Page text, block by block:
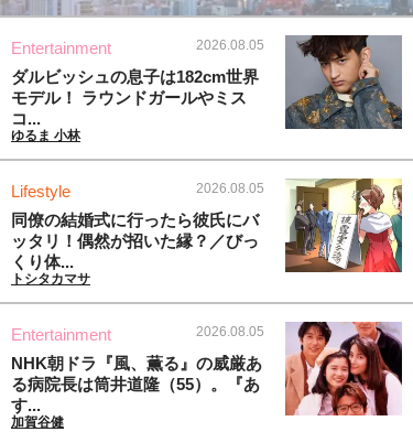
Entertainment 2026.08.05
ダルビッシュの息子は182cm世界
モデル！ ラウンドガールやミス
コ...
ゆるま 小林
Lifestyle 2026.08.05
同僚の結婚式に行ったら彼氏にバ
ッタリ！偶然が招いた縁？／びっ
くり体...
トシタカマサ
Entertainment 2026.08.05
NHK朝ドラ『風、薫る』の威厳あ
る病院長は筒井道隆（55）。『あ
す...
加賀谷健